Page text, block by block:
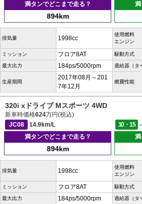
満タンでどこまで走る？
894km
満
排気量 1998cc
使用燃料
エンジン
ミッション フロア8AT 駆動方式
最大出力 184ps/5000rpm 過給器（タ
生産期間
2017年08月～201
7年12月
燃費性能
320i xドライブ Mスポーツ 4WD
新車時価格624万円(税込)
JC08
14.9km/L 10・15
満タンでどこまで走る？
894km
満
排気量 1998cc
使用燃料
エンジン
ミッション フロア8AT 駆動方式
最大出力 184ps/5000rpm 過給器（タ